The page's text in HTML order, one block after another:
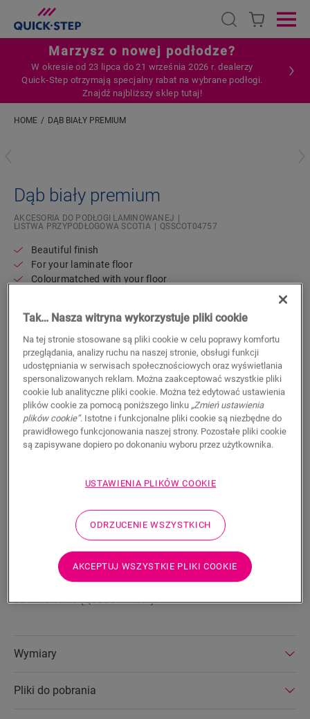
Open search
Marzysz o nowej podłodze?
W okresie od 23 lipca do 21 września 2026 r. dealerzy
Quick‑Step otrzymają specjalny rabat na wybrane podłogi.
Znajdź najbliższy sklep tutaj!
HOME DĄB BIAŁY PREMIUM
Dąb biały premium
AKCESORIA DO PODŁOGI LAMINOWANEJ
LISTWA PRZYPODŁOGOWA SCOTIA
QSSCOT04757
Beautiful finish
For your laminate floor
Colourmatched with your floor
11,50
Sugerowana cena brutto
WYSZUKAJ
dopasowana do koloru podłogi. Listwa przypodłogowa może
być również przydatna jako wykończenie w połączeniu z
istniejącymi listwami. Łatwy montaż za pomocą kleju One4All.
Aby uzyskać wodoszczelne wykończenie, można połączyć ją z
paskami piankowymi Foamstrip, Hydrokit i Hydrostrip. Listwa
przypodłogowa Scotia dostępna jest również w białej wersji
do malowania (QSSCOTPAINT).
Wymiary
Pliki do pobrania
Tak… Nasza witryna wykorzystuje pliki cookie
Na tej stronie stosowane są pliki cookie w celu poprawy komfortu
przeglądania, analizy ruchu na naszej stronie, obsługi funkcji
udostępniania w serwisach społecznościowych oraz wyświetlania
spersonalizowanych reklam. Można zaakceptować wszystkie pliki
cookie lub analityczne pliki cookie. Można też edytować ustawienia
plików cookie za pomocą poniższego linku „Zmień ustawienia
plików cookie”. Istotne i funkcjonalne pliki cookie są niezbędne do
prawidłowego funkcjonowania naszej strony. Pozostałe pliki cookie
są zapisywane dopiero po dokonaniu wyboru przez użytkownika.
USTAWIENIA PLIKÓW COOKIE
ODRZUCENIE WSZYSTKICH
AKCEPTUJ WSZYSTKIE PLIKI COOKIE